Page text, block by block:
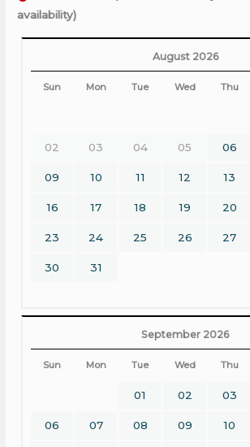
availability)
August 2026
Sun Mon Tue Wed Thu
02 03 04 05 06
09 10 11 12 13
16 17 18 19 20
23 24 25 26 27
30 31
September 2026
Sun Mon Tue Wed Thu
01 02 03
06 07 08 09 10